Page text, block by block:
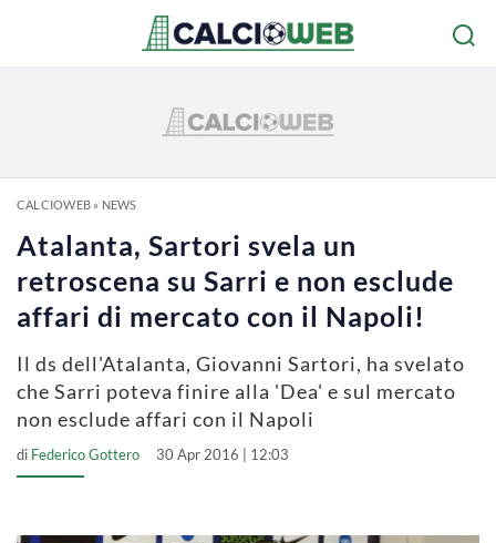
CALCIOWEB» NEWS
Atalanta, Sartori svela un
retroscena su Sarri e non esclude
affari di mercato con il Napoli!
Il ds dell'Atalanta, Giovanni Sartori, ha svelato
che Sarri poteva finire alla 'Dea' e sul mercato
non esclude affari con il Napoli
di Federico Gottero 30 Apr 2016 | 12:03